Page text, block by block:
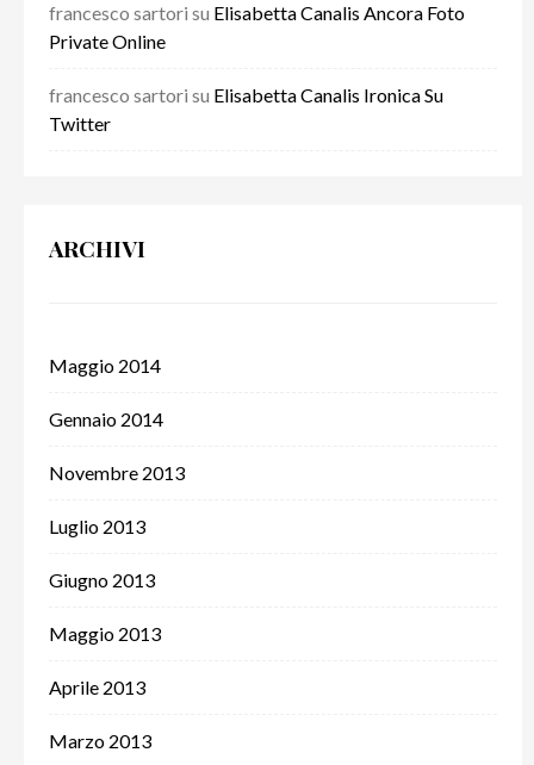
francesco sartori su Elisabetta Canalis Ancora Foto
Private Online
francesco sartori su Elisabetta Canalis Ironica Su
Twitter
ARCHIVI
Maggio 2014
Gennaio 2014
Novembre 2013
Luglio 2013
Giugno 2013
Maggio 2013
Aprile 2013
Marzo 2013